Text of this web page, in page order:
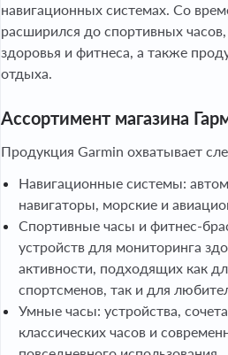
навигационных системах. Со
расширился до спортивных
здоровья и фитнеса, а также
отдыха.
Ассортимент магазина
Продукция Garmin охватывает
Навигационные системы:
навигаторы, морские и
Спортивные часы и фитнес-
устройств для мониторинга
активности, подходящих как
спортсменов, так и для
Умные часы: устройства,
классических часов и